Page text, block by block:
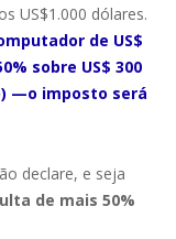
US$1.000 dólares.
de US$
sobre US$ 300
—o imposto será
declare, e seja
de mais 50%